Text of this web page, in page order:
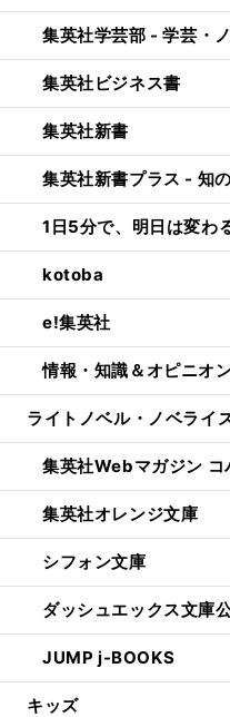
集英社学芸部 - 学芸・
集英社ビジネス書
集英社新書
集英社新書プラス - 知
1日5分で、明日は変わ
kotoba
e!集英社
情報・知識＆オピニオ
ライトノベル・ノベライ
集英社Webマガジン コ
集英社オレンジ文庫
シフォン文庫
ダッシュエックス文庫
JUMP j-BOOKS
キッズ